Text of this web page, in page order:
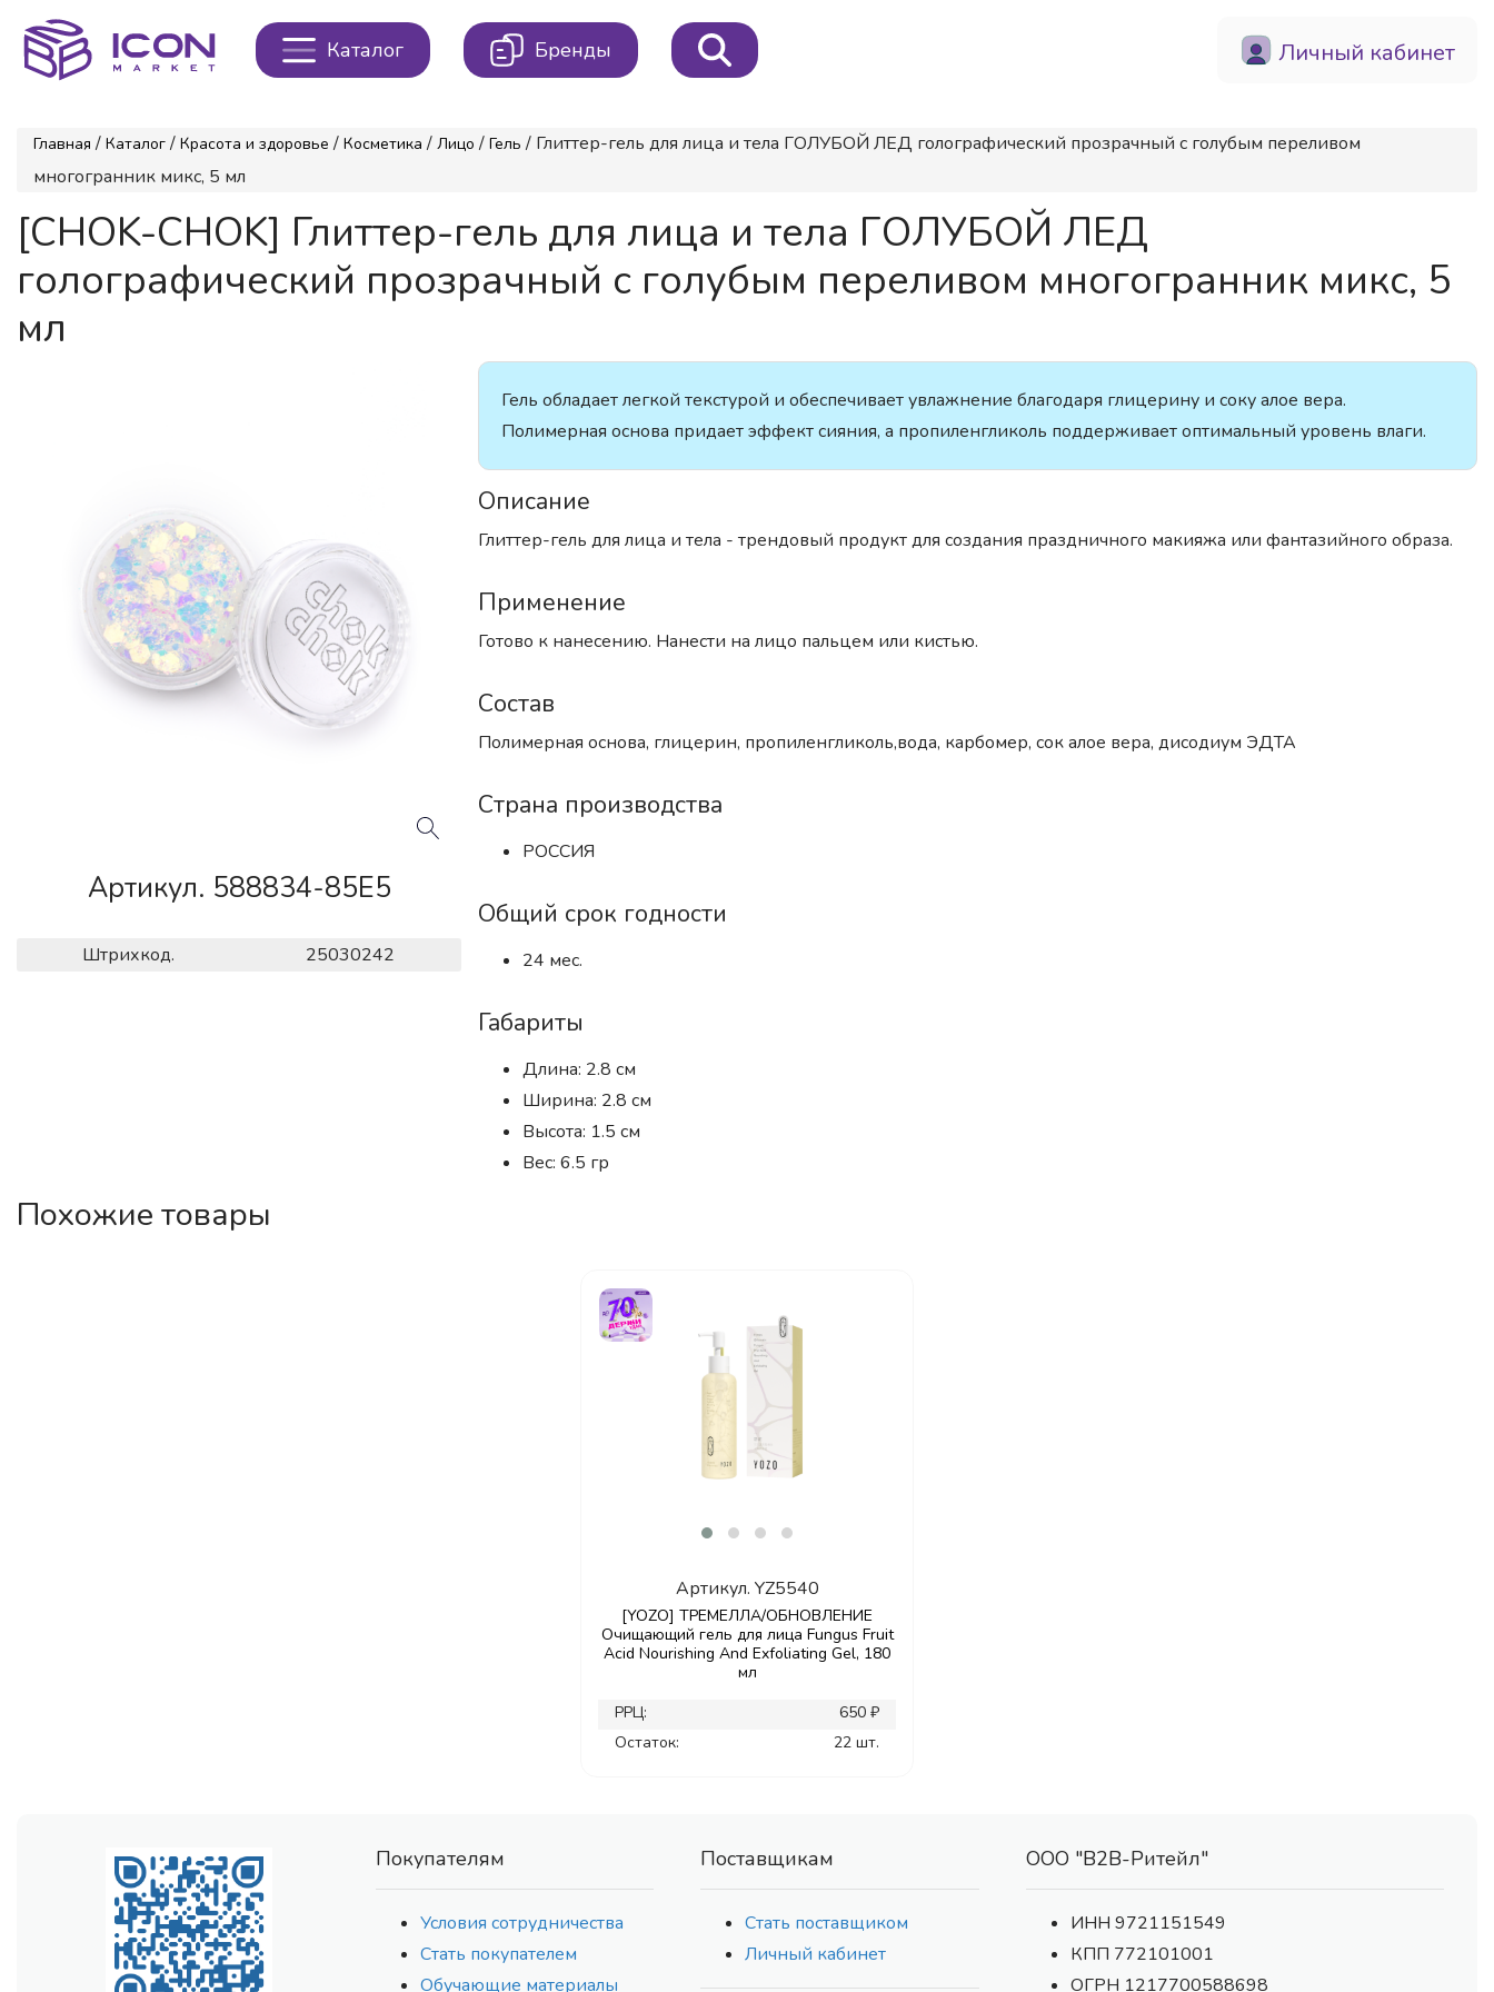
Каталог Бренды Личный кабинет
Главная / Каталог / Красота и здоровье / Косметика / Лицо / Гель / Глиттер-гель для лица и тела ГОЛУБОЙ ЛЕД голографический прозрачный с голубым переливом
многогранник микс, 5 мл
[CHOK-CHOK] Глиттер-гель для лица и тела ГОЛУБОЙ ЛЕД
голографический прозрачный с голубым переливом многогранник микс, 5
мл
Артикул. 588834-85E5
Штрихкод. 25030242
Гель обладает легкой текстурой и обеспечивает увлажнение благодаря глицерину и соку алое вера.
Полимерная основа придает эффект сияния, а пропиленгликоль поддерживает оптимальный уровень влаги.
Описание
Глиттер-гель для лица и тела - трендовый продукт для создания праздничного макияжа или фантазийного образа.
Применение
Готово к нанесению. Нанести на лицо пальцем или кистью.
Состав
Полимерная основа, глицерин, пропиленгликоль,вода, карбомер, сок алое вера, дисодиум ЭДТА
Страна производства
РОССИЯ
Общий срок годности
24 мес.
Габариты
Длина: 2.8 см
Ширина: 2.8 см
Высота: 1.5 см
Вес: 6.5 гр
Похожие товары
Артикул. YZ5540
[YOZO] ТРЕМЕЛЛА/ОБНОВЛЕНИЕ
Очищающий гель для лица Fungus Fruit
Acid Nourishing And Exfoliating Gel, 180
мл
РРЦ:
650 ₽
Остаток:
22 шт.
Покупателям
Условия сотрудничества
Стать покупателем
Обучающие материалы
Поставщикам
Стать поставщиком
Личный кабинет
ООО "В2В-Ритейл"
ИНН 9721151549
КПП 772101001
ОГРН 1217700588698